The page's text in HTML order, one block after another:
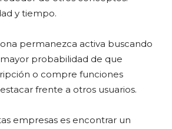
y tiempo.
permanezca activa buscando
probabilidad de que
o compre funciones
frente a otros usuarios.
empresas es encontrar un